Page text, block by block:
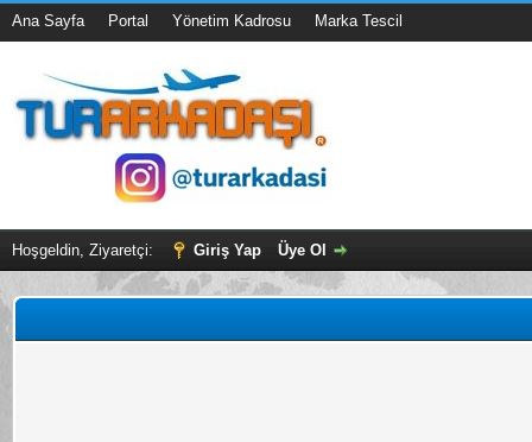
Ana Sayfa Portal Yönetim Kadrosu Marka Tescil
Hoşgeldin, Ziyaretçi: Giriş Yap Üye Ol